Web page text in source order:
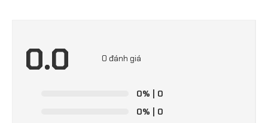
0.0 0 đánh giá
0% | 0
0% | 0